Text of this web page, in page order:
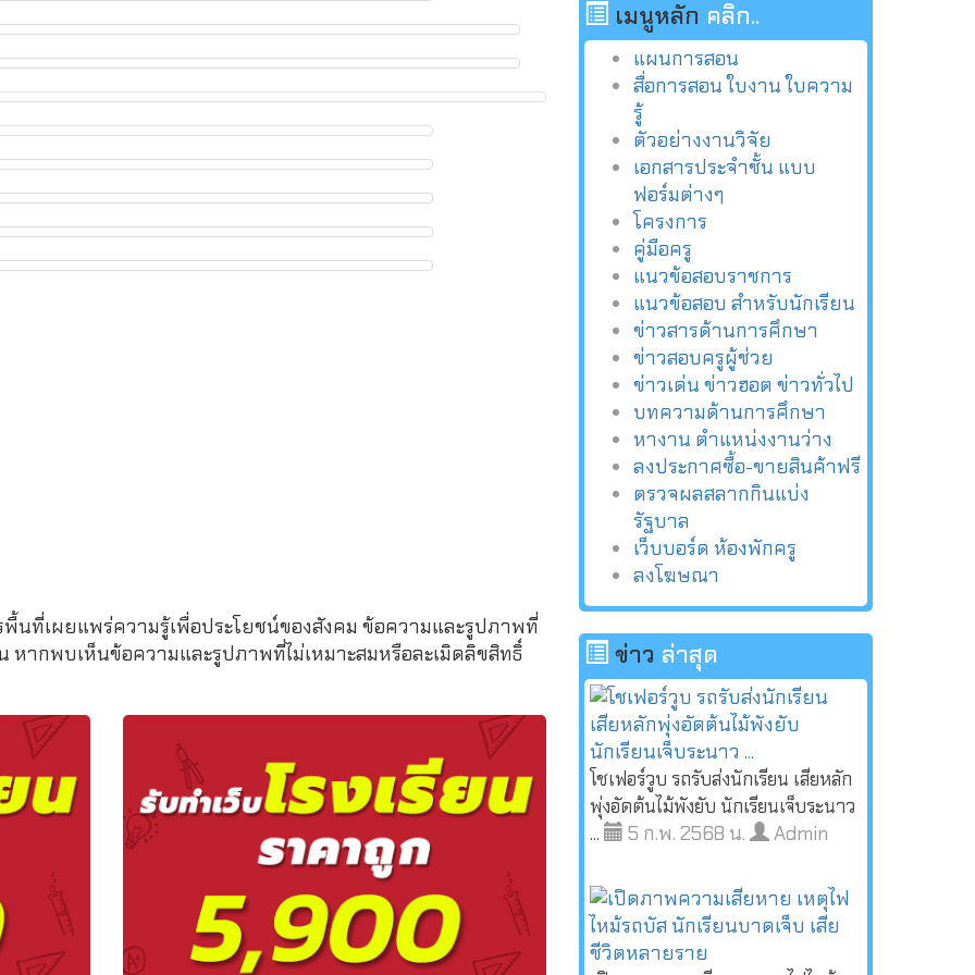
นที่เผยแพร่ความรู้เพื่อประโยชน์ของสังคม ข้อความและรูปภาพที่
ากพบเห็นข้อความและรูปภาพที่ไม่เหมาะสมหรือละเมิดลิขสิทธิ์
เมนูหลัก คลิก..
แผนการสอน
สื่อการสอน ใบงาน ใบความ
รู้
ตัวอย่างงานวิจัย
เอกสารประจำชั้น แบบ
ฟอร์มต่างๆ
โครงการ
คู่มือครู
แนวข้อสอบราชการ
แนวข้อสอบ สำหรับนักเรียน
ข่าวสารด้านการศึกษา
ข่าวสอบครูผู้ช่วย
ข่าวเด่น ข่าวฮอต ข่าวทั่วไป
บทความด้านการศึกษา
หางาน ตำแหน่งงานว่าง
ลงประกาศซื้อ-ขายสินค้าฟรี
ตรวจผลสลากกินแบ่ง
รัฐบาล
เว็บบอร์ด ห้องพักครู
ลงโฆษณา
ข่าว ล่าสุด
โชเฟอร์วูบ รถรับส่งนักเรียน เสียหลัก
พุ่งอัดต้นไม้พังยับ นักเรียนเจ็บระนาว
...
5 ก.พ. 2568 น. Admin